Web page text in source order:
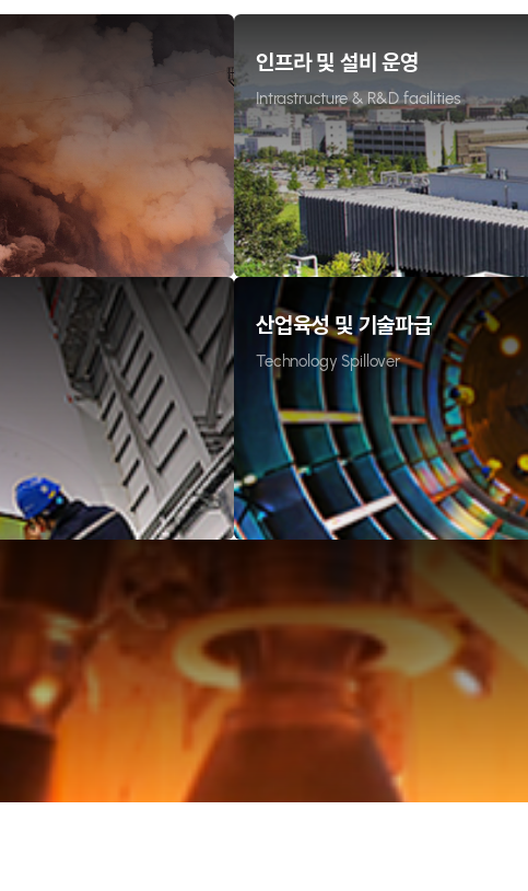
인프라 및 설비 운영
Intrastructure & R&D facilities
산업육성 및 기술파급
Technology Spillover